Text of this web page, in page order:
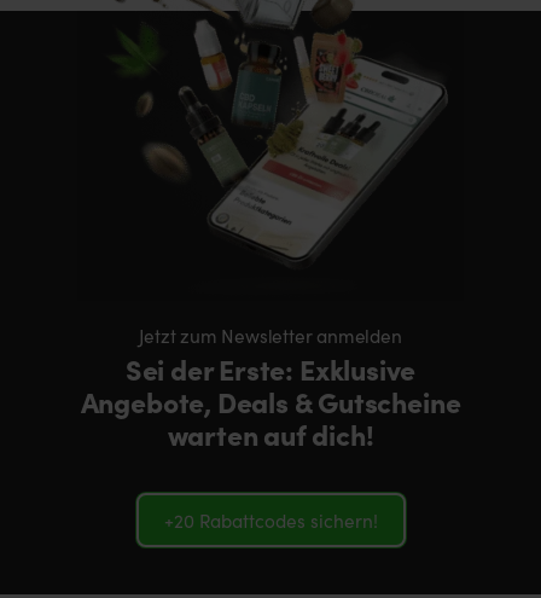
Jetzt zum Newsletter anmelden
Sei der Erste: Exklusive
Angebote, Deals & Gutscheine
warten auf dich!
+20 Rabattcodes sichern!